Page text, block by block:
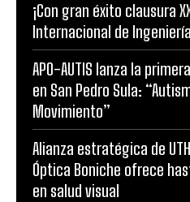
¡Con gran éxito clausura
Internacional de
APO-AUTIS lanza la
en San Pedro Sula:
Movimiento”
Alianza estratégica de
Óptica Boniche ofrece
en salud visual